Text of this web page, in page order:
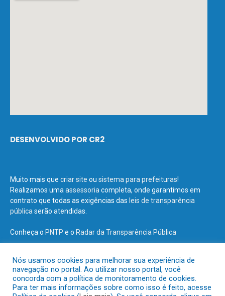
DESENVOLVIDO POR CR2
Muito mais que criar site ou sistema para prefeituras!
Realizamos uma assessoria completa, onde garantimos em
contrato que todas as exigências das leis de transparência
pública serão atendidas.
Conheça o PNTP e o Radar da Transparência Pública
Todos os direitos reservados a Prefeitura Municipal de Terra Santa.
Nós usamos cookies para melhorar sua experiência de
navegação no portal. Ao utilizar nosso portal, você
concorda com a política de monitoramento de cookies.
Para ter mais informações sobre como isso é feito, acesse